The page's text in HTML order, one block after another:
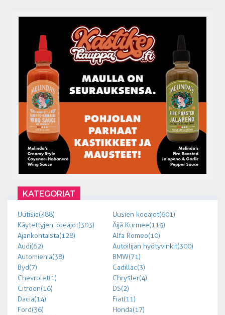
KATEGORIAT
Uutisia (488)
Uusien koeajot (601)
Käytettyjen koeajot (303)
Äijä Kurmee (119)
Ajankohtaista (128)
Alfa Romeo (10)
Audi (62)
Autoilijan hyötyvinkit (300)
Automiehiä (38)
BMW (71)
Byd (7)
Cadillac (3)
Chevrolet (1)
Chrysler (4)
Citroen (16)
DS (2)
Dacia (14)
Fiat (11)
Ford (36)
Honda (17)